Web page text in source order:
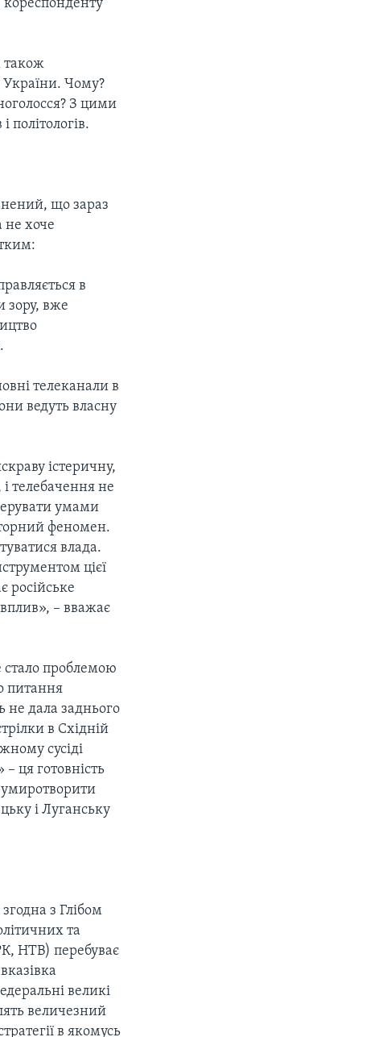
також
України. Чому?
З цими
що зараз
не хоче
в
зору, вже
телеканали в
ведуть власну
істеричну,
телебачення не
умами
феномен.
влада.
цієї
російське
– вважає
стало проблемою
питання
не дала заднього
в Східній
сусіді
ця готовність
і Луганську
з Глібом
та
НТВ) перебуває
великі
величезний
в якомусь